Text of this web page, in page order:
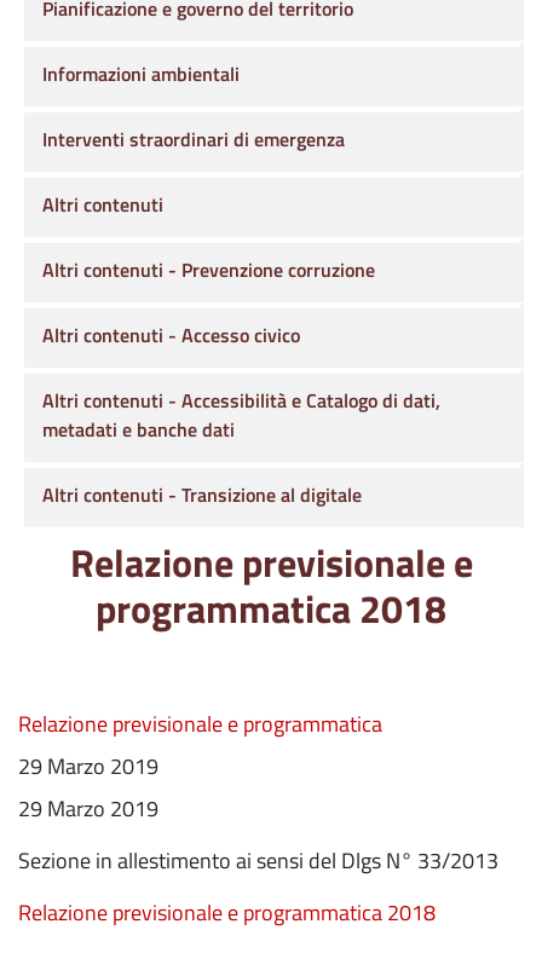
Relazione previsionale e
programmatica 2018
Relazione previsionale e programmatica
29 Marzo 2019
29 Marzo 2019
Sezione in allestimento ai sensi del Dlgs N° 33/2013
Relazione previsionale e programmatica 2018
Pianificazione e governo del territorio
Informazioni ambientali
Interventi straordinari di emergenza
Altri contenuti
Altri contenuti - Prevenzione corruzione
Altri contenuti - Accesso civico
Altri contenuti - Accessibilità e Catalogo di dati,
metadati e banche dati
Altri contenuti - Transizione al digitale